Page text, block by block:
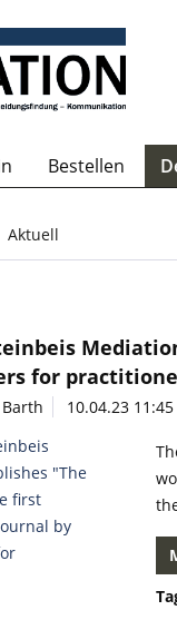
Bestellen
Aktuell
for
10.04.23 11:45